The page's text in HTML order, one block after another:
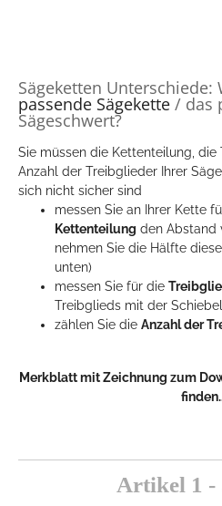
Sägeketten
passende Sägekette / das
Sägeschwert?
Sie müssen die Kettenteilung,
Anzahl der Treibglieder Ihrer
sich nicht sicher sind
messen Sie an Ihrer Kette
Kettenteilung den Abstand
nehmen Sie die Hälfte
unten)
messen Sie für die
Treibglieds mit der
zählen Sie die Anzahl der
Merkblatt mit Zeichnung zum
Artikel 1 -